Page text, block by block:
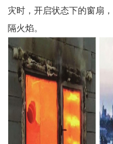
灾时，开启状态下的窗扇
隔火焰。